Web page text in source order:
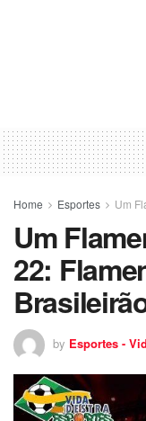
Home Esportes Um
Um
22:
by Esportes -